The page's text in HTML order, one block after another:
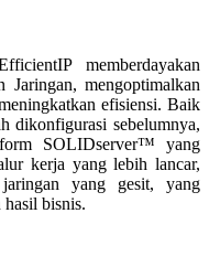
memberdayakan
Jaringan, mengoptimalkan
efisiensi. Baik
dikonfigurasi sebelumnya,
SOLIDserver™ yang
kerja yang lebih lancar,
jaringan yang gesit, yang
hasil bisnis.